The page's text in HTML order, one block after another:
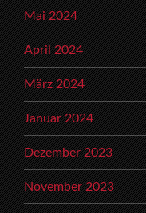
Mai 2024
April 2024
März 2024
Januar 2024
Dezember 2023
November 2023